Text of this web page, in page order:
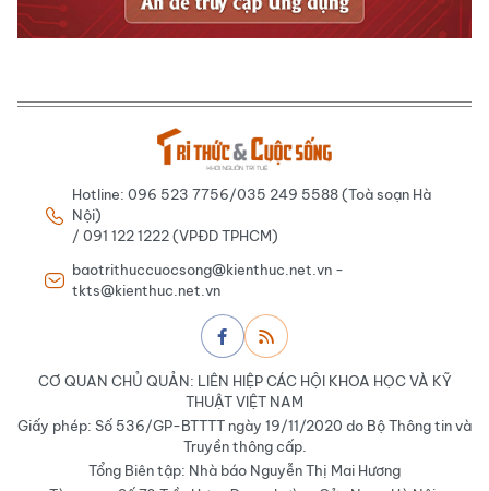
Hotline: 096 523 7756/035 249 5588 (Toà soạn Hà
Nội)
/ 091 122 1222 (VPĐD TPHCM)
baotrithuccuocsong@kienthuc.net.vn -
tkts@kienthuc.net.vn
CƠ QUAN CHỦ QUẢN: LIÊN HIỆP CÁC HỘI KHOA HỌC VÀ KỸ
THUẬT VIỆT NAM
Giấy phép: Số 536/GP-BTTTT ngày 19/11/2020 do Bộ Thông tin và
Truyền thông cấp.
Tổng Biên tập: Nhà báo Nguyễn Thị Mai Hương